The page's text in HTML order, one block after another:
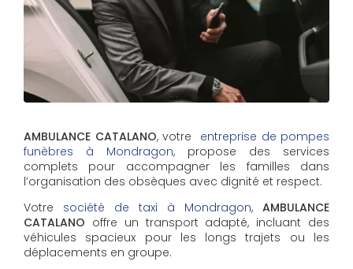
AMBULANCE CATALANO, votre entreprise de pompes
funèbres à Mondragon, propose des services
complets pour accompagner les familles dans
l’organisation des obsèques avec dignité et respect.
Votre société de taxi à Mondragon, AMBULANCE
CATALANO offre un transport adapté, incluant des
véhicules spacieux pour les longs trajets ou les
déplacements en groupe.